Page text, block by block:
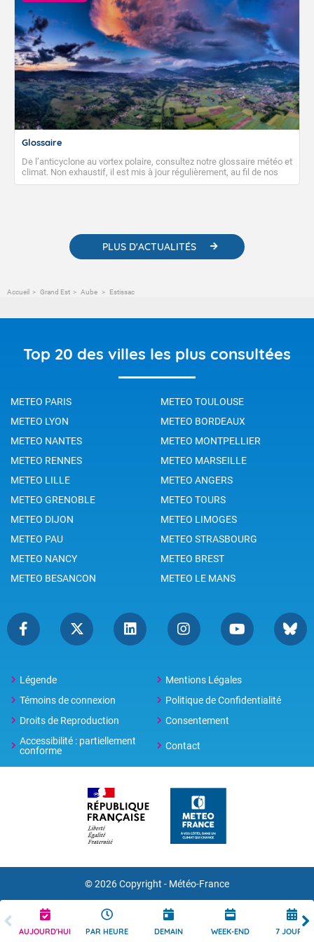
AUJOURD'HUI PAR HEURE DEMAIN WEEK-END 7 JOURS
Glossaire
De l’anticyclone au vortex polaire, consultez notre glossaire météo et
climat. Non exhaustif, il est mis à jour régulièrement, au fil de nos
publications. Vous y trouverez également des liens utiles vers nos
PLUS D'ACTUALITÉS
Accueil Grand Est Aube Estissac
Top 20 des villes les plus consultées
METEO PARIS
METEO TOULOUSE
METEO LYON
METEO BORDEAUX
METEO NANTES
METEO MONTPELLIER
METEO RENNES
METEO MARSEILLE
METEO LILLE
METEO ANGERS
METEO GRENOBLE
METEO TOURS
METEO DIJON
METEO LIMOGES
METEO PAU
METEO STRASBOURG
METEO NANCY
METEO BREST
METEO BESANCON
METEO LE MANS
Légende
Mentions Légales
Témoins de connexion
Politique de Confidentialité
Droits de Reproduction
Consentement
Accessibilité : partiellement
conforme
Contact
© 2026 Copyright - Météo-France